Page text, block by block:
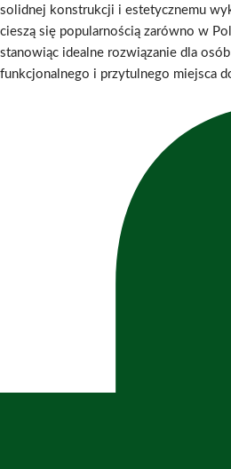
solidnej konstrukcji i estetycznemu
cieszą się popularnością zarówno w
stanowiąc idealne rozwiązanie dla
funkcjonalnego i przytulnego miejsca